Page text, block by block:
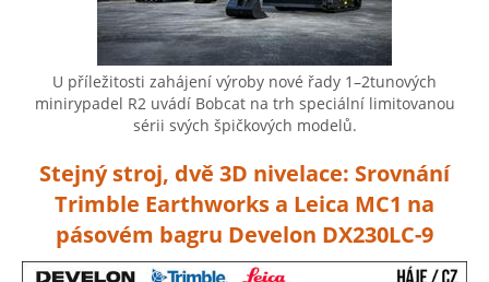
U příležitosti zahájení výroby nové řady 1–2tunových
minirypadel R2 uvádí Bobcat na trh speciální limitovanou
sérii svých špičkových modelů.
Stejný stroj, dvě 3D nivelace: Srovnání
Trimble Earthworks a Leica MC1 na
pásovém bagru Develon DX230LC-9